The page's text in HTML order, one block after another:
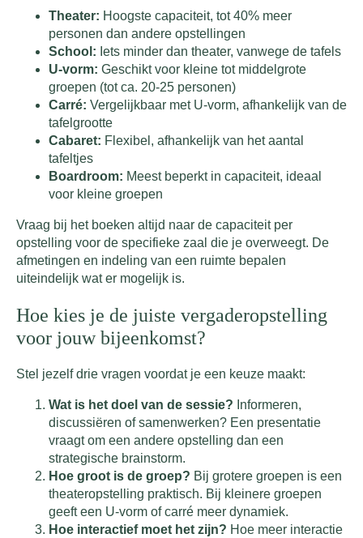
Theater: Hoogste capaciteit, tot 40% meer
personen dan andere opstellingen
School: Iets minder dan theater, vanwege de tafels
U-vorm: Geschikt voor kleine tot middelgrote
groepen (tot ca. 20-25 personen)
Carré: Vergelijkbaar met U-vorm, afhankelijk van de
tafelgrootte
Cabaret: Flexibel, afhankelijk van het aantal
tafeltjes
Boardroom: Meest beperkt in capaciteit, ideaal
voor kleine groepen
Vraag bij het boeken altijd naar de capaciteit per
opstelling voor de specifieke zaal die je overweegt. De
afmetingen en indeling van een ruimte bepalen
uiteindelijk wat er mogelijk is.
Hoe kies je de juiste vergaderopstelling
voor jouw bijeenkomst?
Stel jezelf drie vragen voordat je een keuze maakt:
Wat is het doel van de sessie? Informeren,
discussiëren of samenwerken? Een presentatie
vraagt om een andere opstelling dan een
strategische brainstorm.
Hoe groot is de groep? Bij grotere groepen is een
theateropstelling praktisch. Bij kleinere groepen
geeft een U-vorm of carré meer dynamiek.
Hoe interactief moet het zijn? Hoe meer interactie